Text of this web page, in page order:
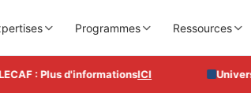
: Plus d'informationsICI
Programmes Ressources